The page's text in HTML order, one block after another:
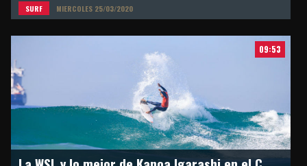
SURF MIERCOLES 25/03/2020
09:53